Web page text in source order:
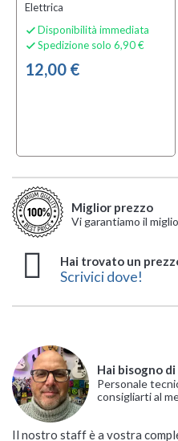
Elettrica
 Disponibilità immediata
 Spedizione solo 6,90 €
12,00 €
Miglior prezzo
Vi garantiamo il
Hai trovato un
Scrivici dove!
Hai bisogno
Personale
consigliarti al
Il nostro staff è a vostra